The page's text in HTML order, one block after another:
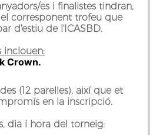
es i finalistes tindran,
corresponent trofeu que
d'estiu de l'ICASBD.
inclouen:
Crown.
(12 parelles), així que et
en la inscripció.
dia i hora del torneig: